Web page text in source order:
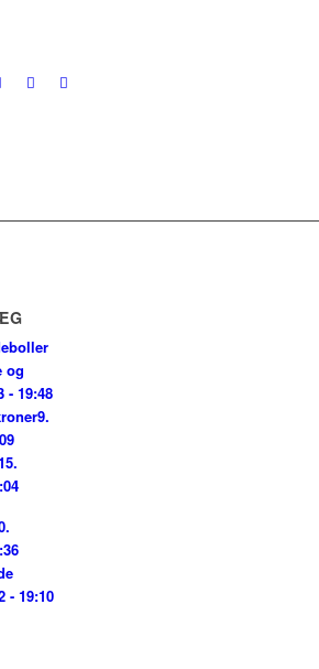
og
- 19:48
9.
- 19:10